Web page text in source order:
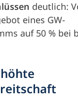
deutlich:
eines GW-
auf 50 % bei